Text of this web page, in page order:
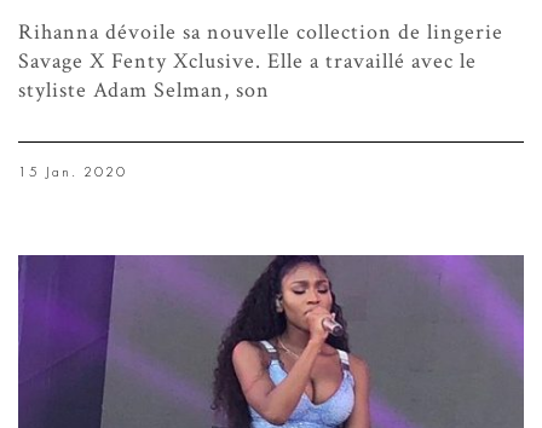
Rihanna dévoile sa nouvelle collection de lingerie
Savage X Fenty Xclusive. Elle a travaillé avec le
styliste Adam Selman, son
15 Jan. 2020